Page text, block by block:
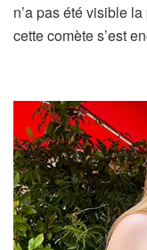
n’a pas été visible
cette comète s’est